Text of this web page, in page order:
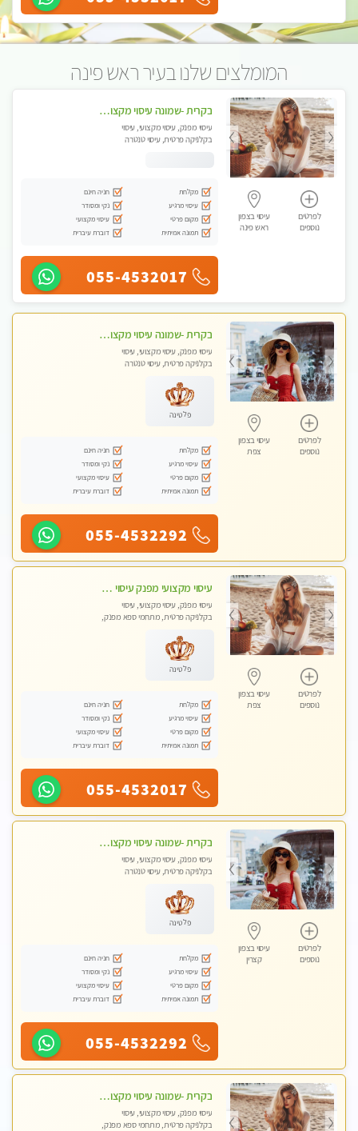
המומלצים שלנו בעיר ראש פינה
לפרטים
נוספים
עיסוי בצפון
ראש פינה
בקרית -שמונה עיסוי מקצועי מפנק עיסוי עם אבנים חמות. מעסה עם תעודות. טיפול מרגיע ומפנק באווירה נעימה ושקטה
עיסוי מפנק, עיסוי מקצועי, עיסוי
בקלניקה פרטית, עיסוי טנטרה
מקלחת
חניה חינם
עיסוי מרגיע
נקי ומסודר
מקום פרטי
עיסוי מקצועי
תמונה אמיתית
דוברת עיברית
055-4532017
לפרטים
נוספים
עיסוי בצפון
צפת
בקרית -שמונה עיסוי מקצועי מפנק עיסוי עם אבנים חמות. מעסה עם תעודות. טיפול מרגיע ומפנק באווירה נעימה ושקטה
עיסוי מפנק, עיסוי מקצועי, עיסוי
בקלניקה פרטית, עיסוי טנטרה
פלטינה
מקלחת
חניה חינם
עיסוי מרגיע
נקי ומסודר
מקום פרטי
עיסוי מקצועי
תמונה אמיתית
דוברת עיברית
055-4532292
לפרטים
נוספים
עיסוי בצפון
צפת
עיסוי מקצועי מפנק עיסוי עם אבנים חמות. מעסה עם תעודות. טיפול מרגיע ומפנק באווירה נעימה ושקטה
עיסוי מפנק, עיסוי מקצועי, עיסוי
בקלניקה פרטית, מתחמי ספא מפנק,
פלטינה
מקלחת
חניה חינם
עיסוי מרגיע
נקי ומסודר
מקום פרטי
עיסוי מקצועי
תמונה אמיתית
דוברת עיברית
055-4532017
לפרטים
נוספים
עיסוי בצפון
קצרין
בקרית -שמונה עיסוי מקצועי מפנק עיסוי עם אבנים חמות. מעסה עם תעודות. טיפול מרגיע ומפנק באווירה נעימה ושקטה
עיסוי מפנק, עיסוי מקצועי, עיסוי
בקלניקה פרטית, עיסוי טנטרה
פלטינה
מקלחת
חניה חינם
עיסוי מרגיע
נקי ומסודר
מקום פרטי
עיסוי מקצועי
תמונה אמיתית
דוברת עיברית
055-4532292
בקרית -שמונה עיסוי מקצועי מפנק עיסוי עם אבנים חמות. מעסה עם תעודות. טיפול מרגיע ומפנק באווירה נעימה ושקטה
עיסוי מפנק, עיסוי מקצועי, עיסוי
בקלניקה פרטית, מתחמי ספא מפנק,